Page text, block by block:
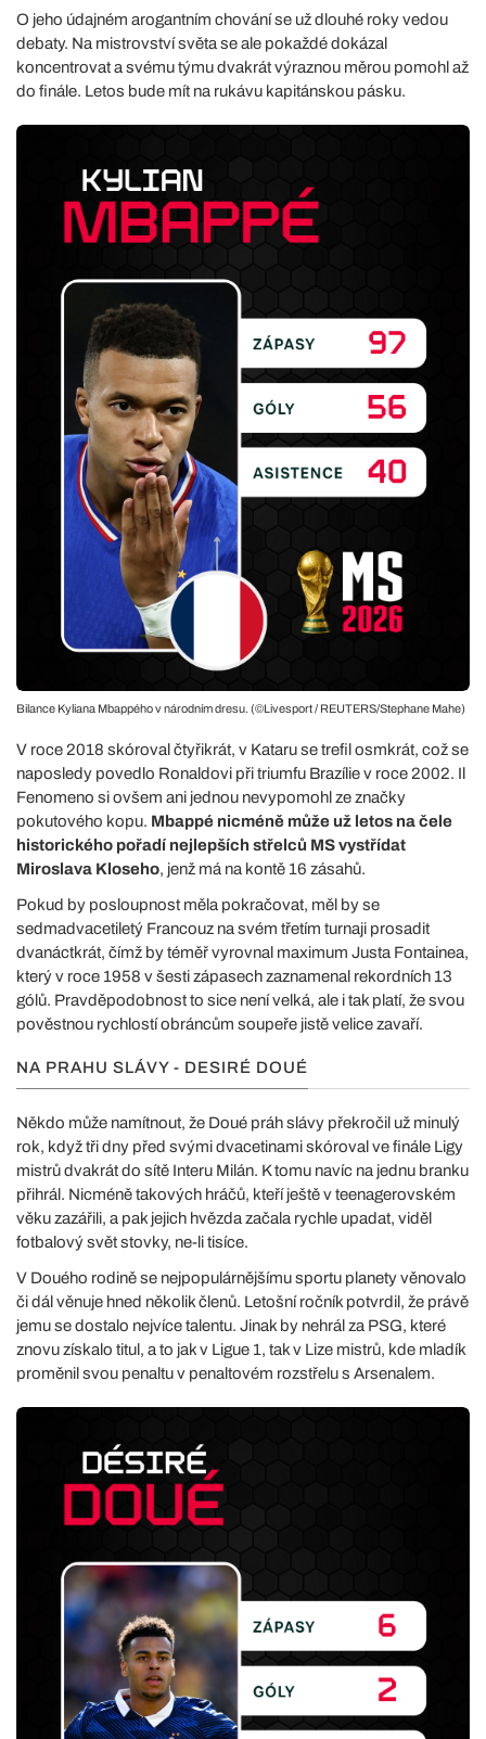
O jeho údajném arogantním chování se už dlouhé roky vedou
debaty. Na mistrovství světa se ale pokaždé dokázal
koncentrovat a svému týmu dvakrát výraznou měrou pomohl až
do finále. Letos bude mít na rukávu kapitánskou pásku.
Bilance Kyliana Mbappého v národním dresu. (©Livesport / REUTERS/Stephane Mahe)
V roce 2018 skóroval čtyřikrát, v Kataru se trefil osmkrát, což se
naposledy povedlo Ronaldovi při triumfu Brazílie v roce 2002. Il
Fenomeno si ovšem ani jednou nevypomohl ze značky
pokutového kopu. Mbappé nicméně může už letos na čele
historického pořadí nejlepších střelců MS vystřídat
Miroslava Kloseho, jenž má na kontě 16 zásahů.
Pokud by posloupnost měla pokračovat, měl by se
sedmadvacetiletý Francouz na svém třetím turnaji prosadit
dvanáctkrát, čímž by téměř vyrovnal maximum Justa Fontainea,
který v roce 1958 v šesti zápasech zaznamenal rekordních 13
gólů. Pravděpodobnost to sice není velká, ale i tak platí, že svou
pověstnou rychlostí obráncům soupeře jistě velice zavaří.
NA PRAHU SLÁVY - DESIRÉ DOUÉ
Někdo může namítnout, že Doué práh slávy překročil už minulý
rok, když tři dny před svými dvacetinami skóroval ve finále Ligy
mistrů dvakrát do sítě Interu Milán. K tomu navíc na jednu branku
přihrál. Nicméně takových hráčů, kteří ještě v teenagerovském
věku zazářili, a pak jejich hvězda začala rychle upadat, viděl
fotbalový svět stovky, ne-li tisíce.
V Douého rodině se nejpopulárnějšímu sportu planety věnovalo
či dál věnuje hned několik členů. Letošní ročník potvrdil, že právě
jemu se dostalo nejvíce talentu. Jinak by nehrál za PSG, které
znovu získalo titul, a to jak v Ligue 1, tak v Lize mistrů, kde mladík
proměnil svou penaltu v penaltovém rozstřelu s Arsenalem.